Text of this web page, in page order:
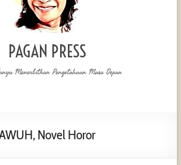
PAGAN PRESS
Menerbitkan Pengetahuan Masa Depan
Novel Horor